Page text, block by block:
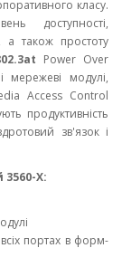
класу.
доступності,
а також простоту
Power Over
мережеві модулі,
Access Control
продуктивність
зв'язок і
X:
портах в форм-